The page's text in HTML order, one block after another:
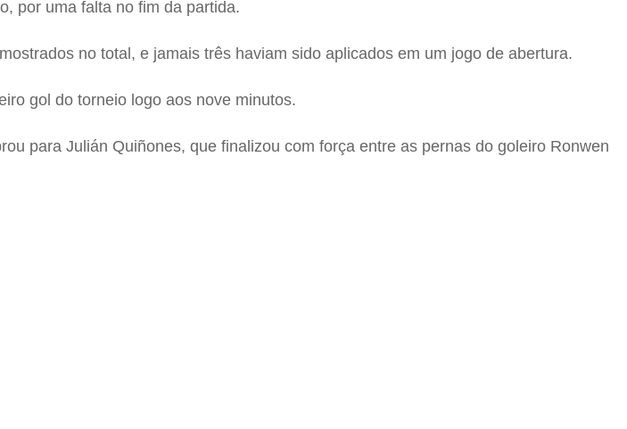
por uma falta no fim da partida.
no total, e jamais três haviam sido aplicados em um jogo de abertura.
gol do torneio logo aos nove minutos.
para Julián Quiñones, que finalizou com força entre as pernas do goleiro Ronwen